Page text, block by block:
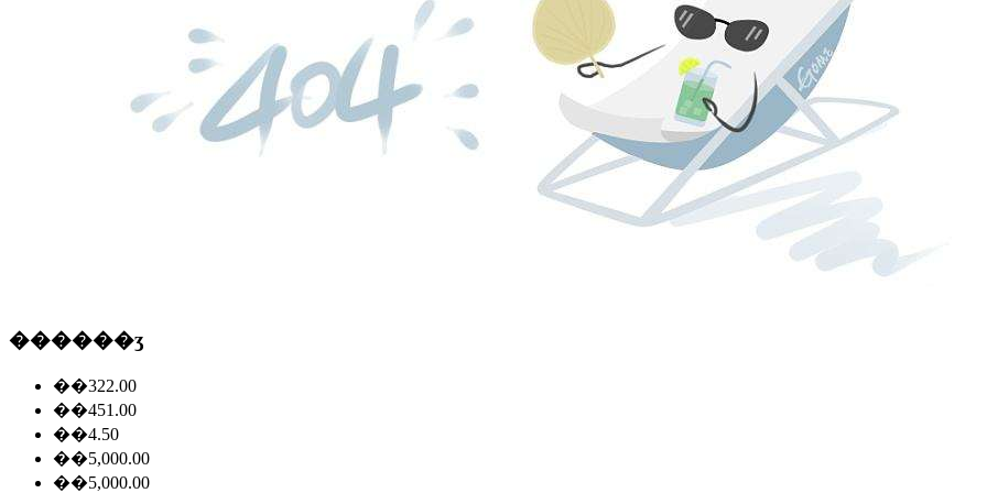
������ʒ
��322.00
��451.00
��4.50
��5,000.00
��5,000.00